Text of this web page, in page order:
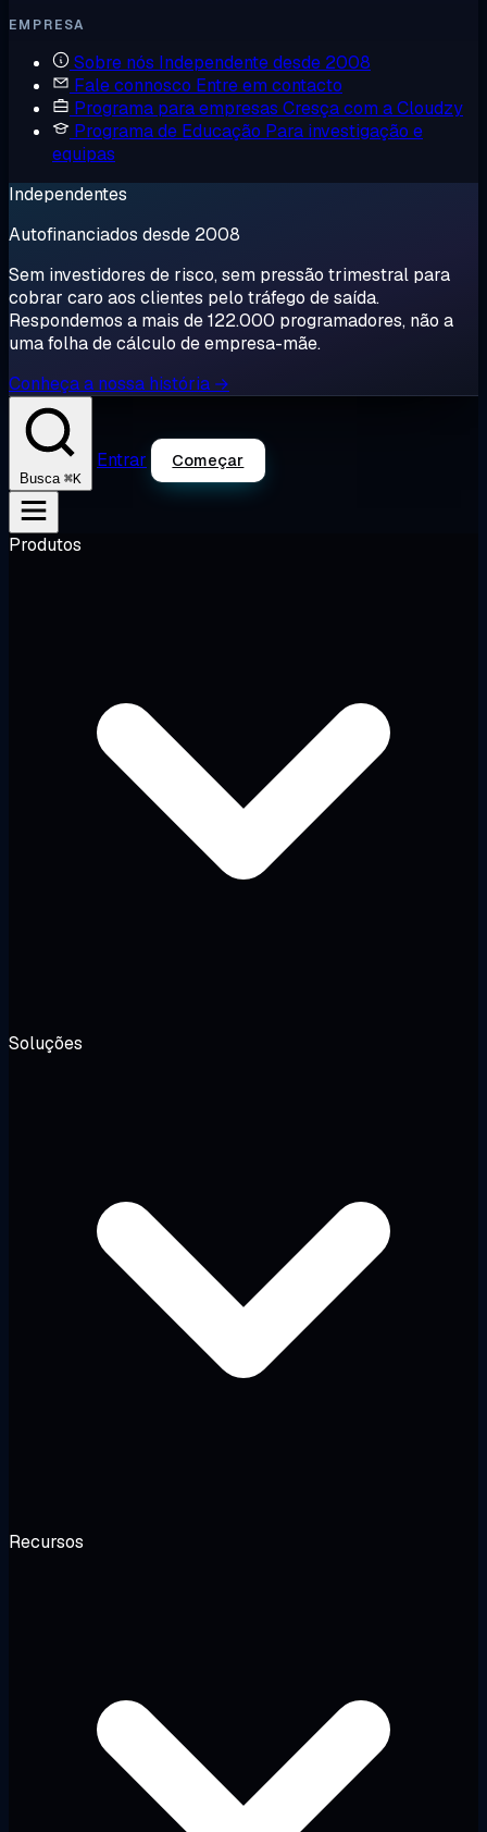
EMPRESA
Sobre nós Independente desde 2008
Fale connosco Entre em contacto
Programa para empresas Cresça com a Cloudzy
Programa de Educação Para investigação e
equipas
Independentes
Autofinanciados desde 2008
Sem investidores de risco, sem pressão trimestral para
cobrar caro aos clientes pelo tráfego de saída.
Respondemos a mais de 122.000 programadores, não a
uma folha de cálculo de empresa-mãe.
Conheça a nossa história →
Busca ⌘K
Entrar Começar
Produtos
Soluções
Recursos